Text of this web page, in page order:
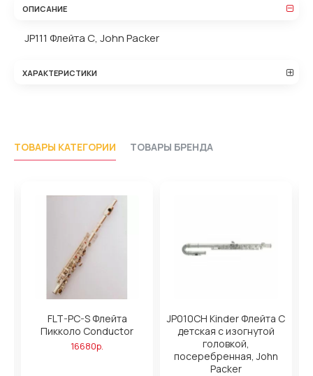
ОПИСАНИЕ
JP111 Флейта С, John Packer
ХАРАКТЕРИСТИКИ
ТОВАРЫ КАТЕГОРИИ ТОВАРЫ БРЕНДА
FLT-PC-S Флейта
Пикколо Conductor
16680р.
JP010CH Kinder Флейта С
детская с изогнутой
головкой,
посеребренная, John
Packer